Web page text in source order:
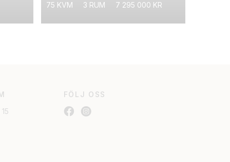
75 KVM 3 RUM 7 295 000 KR
FÖLJ OSS